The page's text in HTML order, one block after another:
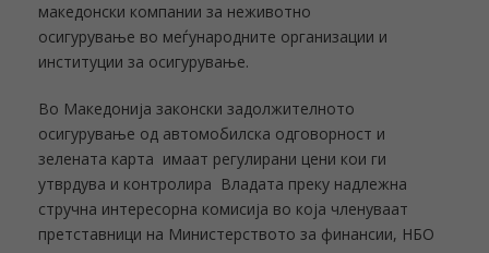
македонски компании за неживотно
осигурување во меѓународните организации и
институции за осигурување.
Во Македонија законски задолжителното
осигурување од автомобилска одговорност и
зелената карта имаат регулирани цени кои ги
утврдува и контролира Владата преку надлежна
стручна интересорна комисија во која членуваат
претставници на Министерството за финансии, НБО